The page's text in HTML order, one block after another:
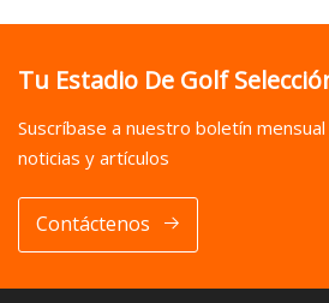
Tu Estadio De Golf
Suscríbase a nuestro boletín
noticias y artículos
Contáctenos